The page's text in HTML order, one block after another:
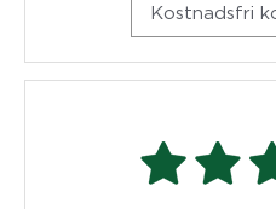
Kostnadsfri